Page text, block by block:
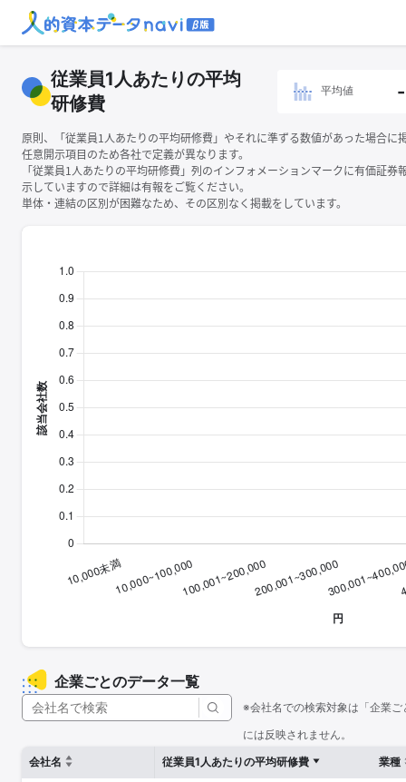
従業員1人あたりの平均
研修費
平均値
原則、「従業員1人あたりの平均研修費」やそれに準ずる数値があった場合に
任意開示項目のため各社で定義が異なります。
「従業員1人あたりの平均研修費」列のインフォメーションマークに有価証券
示していますので詳細は有報をご覧ください。
単体・連結の区別が困難なため、その区別なく掲載をしています。
企業ごとのデータ一覧
※会社名での検索対象は「企業
には反映されません。
会社名
従業員1人あたりの平均研修費 業種